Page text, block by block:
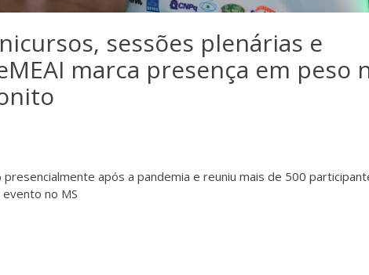
sessões plenárias e
marca presença em peso
após a pandemia e reuniu mais de 500
no MS